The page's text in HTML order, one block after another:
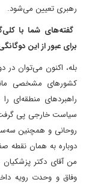
رهبری تعیین می‌شود.
گفته‌های شما با
برای عبور از این
بله، اکنون می‌توان در
کشورهای مشخصی
راهبردهای منطقه‌ای
سیاست خارجی پی گرفت.
روحانی و همچنین
دوباره به همان نقطه
من آقای دکتر پزشکیان
وفاق و وحدت رویه